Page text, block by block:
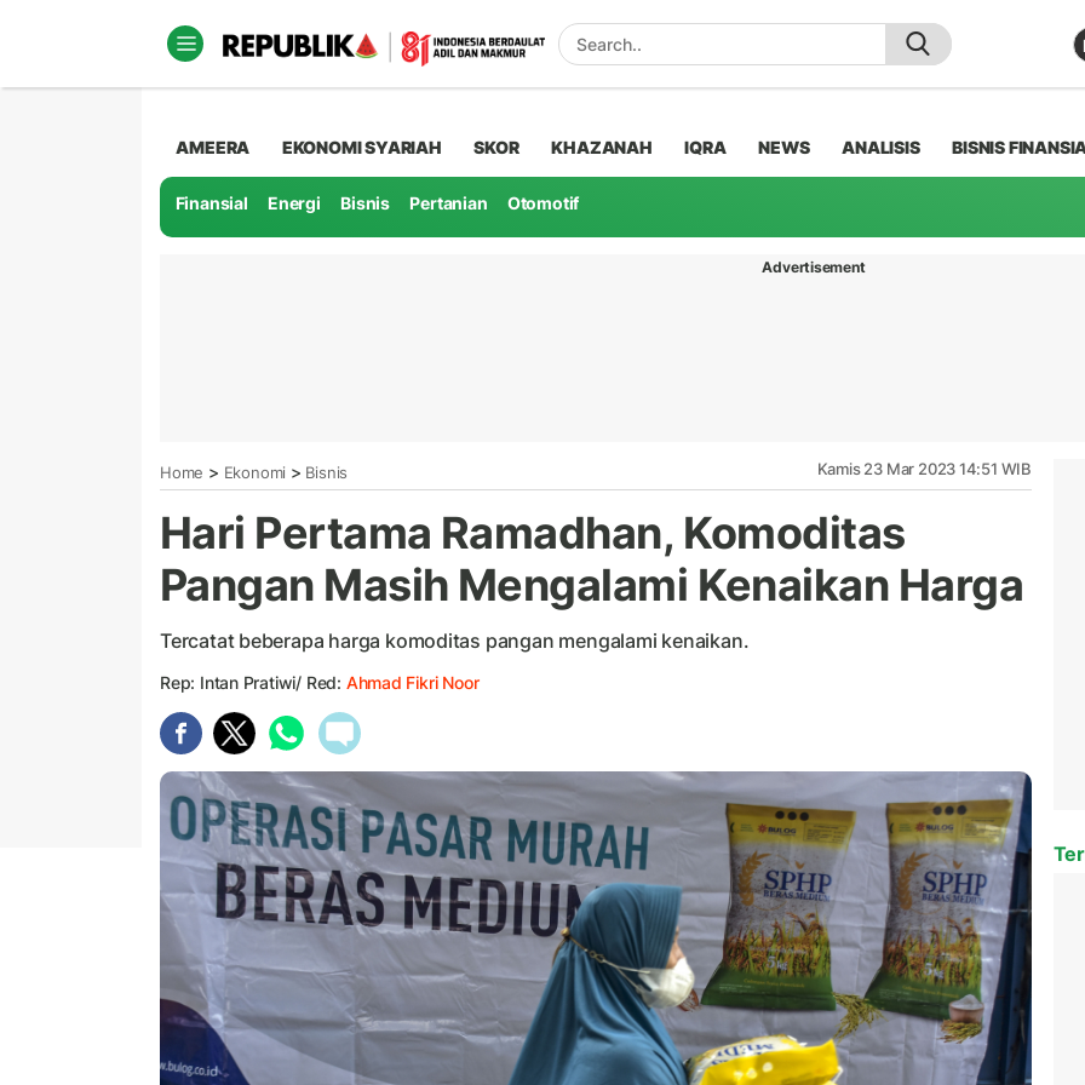
AMEERA EKONOMI SYARIAH SKOR KHAZANAH IQRA NEWS ANALISIS BISNIS
Finansial Energi Bisnis Pertanian Otomotif
Advertisement
Home > Ekonomi > Bisnis Kamis 23 Mar 2023 14:51 WIB
Hari Pertama Ramadhan, Komoditas
Pangan Masih Mengalami Kenaikan Harga
Tercatat beberapa harga komoditas pangan mengalami kenaikan.
Rep: Intan Pratiwi/ Red: Ahmad Fikri Noor